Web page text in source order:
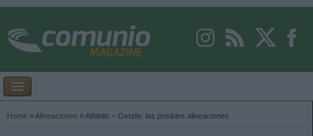
Home »Alineaciones » Athletic – Getafe: las posibles alineaciones